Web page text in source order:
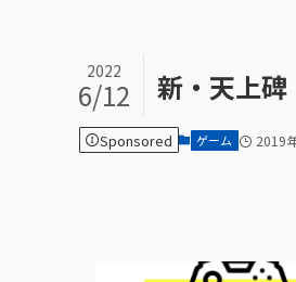
新・天上
2022
6/12
Sponsored ゲーム 2019